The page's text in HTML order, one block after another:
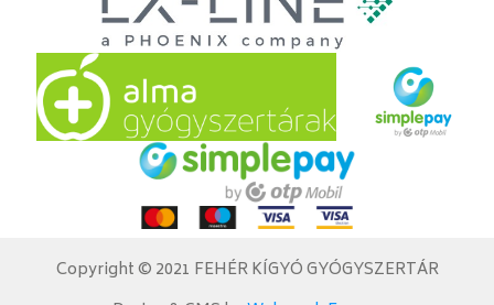
Copyright © 2021 FEHÉR KÍGYÓ GYÓGYSZERTÁR